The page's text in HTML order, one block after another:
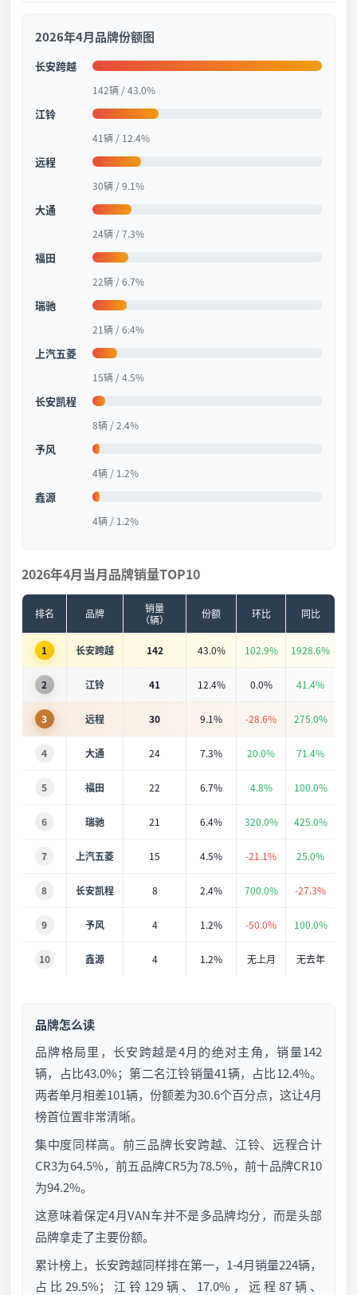
2026年4月品牌份额图
长安跨越
142辆 / 43.0%
江铃
41辆 / 12.4%
远程
30辆 / 9.1%
大通
24辆 / 7.3%
福田
22辆 / 6.7%
瑞驰
21辆 / 6.4%
上汽五菱
15辆 / 4.5%
长安凯程
8辆 / 2.4%
予风
4辆 / 1.2%
鑫源
4辆 / 1.2%
2026年4月当月品牌销量TOP10
排名 品牌
销量
（辆）
份额 环比 同比
1 长安跨越 142 43.0% 102.9% 1928.6%
2 江铃 41 12.4% 0.0% 41.4%
3 远程 30 9.1% -28.6% 275.0%
4 大通 24 7.3% 20.0% 71.4%
5 福田 22 6.7% 4.8% 100.0%
6 瑞驰 21 6.4% 320.0% 425.0%
7 上汽五菱 15 4.5% -21.1% 25.0%
8 长安凯程 8 2.4% 700.0% -27.3%
9 予风 4 1.2% -50.0% 100.0%
10 鑫源 4 1.2% 无上月 无去年
品牌怎么读
品牌格局里，长安跨越是4月的绝对主角，销量142
辆，占比43.0%；第二名江铃销量41辆，占比12.4%。
两者单月相差101辆，份额差为30.6个百分点，这让4月
榜首位置非常清晰。
集中度同样高。前三品牌长安跨越、江铃、远程合计
CR3为64.5%，前五品牌CR5为78.5%，前十品牌CR10
为94.2%。
这意味着保定4月VAN车并不是多品牌均分，而是头部
品牌拿走了主要份额。
累计榜上，长安跨越同样排在第一，1-4月销量224辆，
占比29.5%；江铃129辆、17.0%，远程87辆、